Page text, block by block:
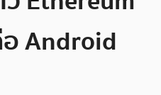
Android